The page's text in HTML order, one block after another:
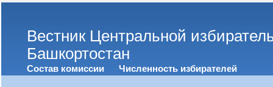
Вестник Центральной
Башкортостан
Состав комиссии Численность избирателей